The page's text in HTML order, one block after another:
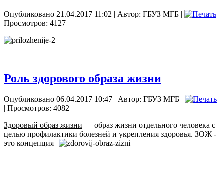
Опубликовано 21.04.2017 11:02 | Автор: ГБУЗ МГБ |
|
Просмотров: 4127
Роль здорового образа жизни
Опубликовано 06.04.2017 10:47 | Автор: ГБУЗ МГБ |
| Просмотров: 4082
Здоровый образ жизни — образ жизни отдельного человека с
целью профилактики болезней и укрепления здоровья. ЗОЖ -
это концепция